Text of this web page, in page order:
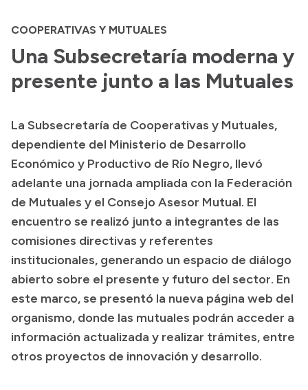
Autoridades
Delegaciones
Consultorios Propios
Transparencia
Inversión en Salud
Licitaciones
Consulta de expedientes
COOPERATIVAS Y MUTUALES
Una Subsecretaría moderna y
presente junto a las Mutuales
La Subsecretaría de Cooperativas y Mutuales,
dependiente del Ministerio de Desarrollo
Económico y Productivo de Río Negro, llevó
adelante una jornada ampliada con la Federación
de Mutuales y el Consejo Asesor Mutual. El
encuentro se realizó junto a integrantes de las
comisiones directivas y referentes
institucionales, generando un espacio de diálogo
abierto sobre el presente y futuro del sector. En
este marco, se presentó la nueva página web del
organismo, donde las mutuales podrán acceder a
información actualizada y realizar trámites, entre
otros proyectos de innovación y desarrollo.